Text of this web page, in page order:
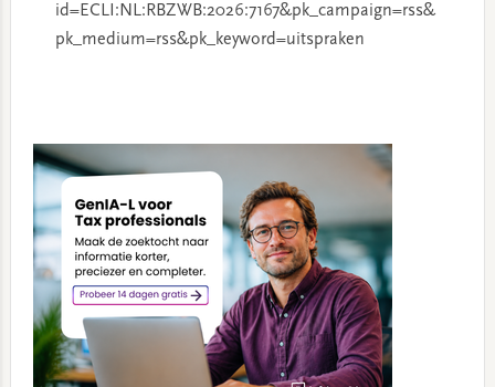
id=ECLI:NL:RBZWB:2026:7167&pk_campaign=rss&
pk_medium=rss&pk_keyword=uitspraken
Sidebar